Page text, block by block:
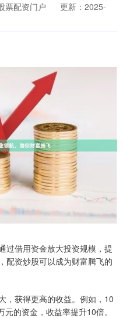
票配资门户
更新：2025-
过借用资金放大投资规模，提
配资炒股可以成为财富腾飞的
，获得更高的收益。例如，10
的资金，收益率提升10倍。